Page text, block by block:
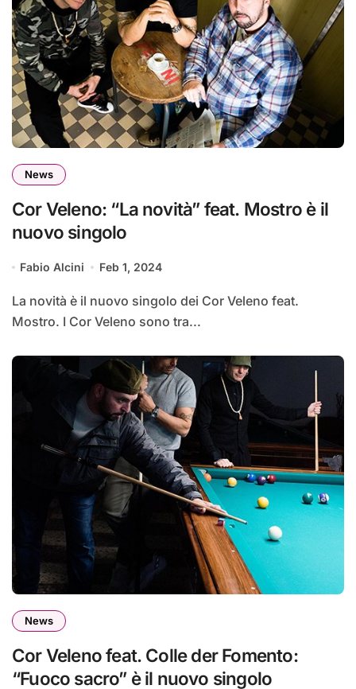
News
Cor Veleno: “La novità” feat. Mostro è il
nuovo singolo
Fabio Alcini Feb 1, 2024
La novità è il nuovo singolo dei Cor Veleno feat.
Mostro. I Cor Veleno sono tra...
News
Cor Veleno feat. Colle der Fomento:
“Fuoco sacro” è il nuovo singolo